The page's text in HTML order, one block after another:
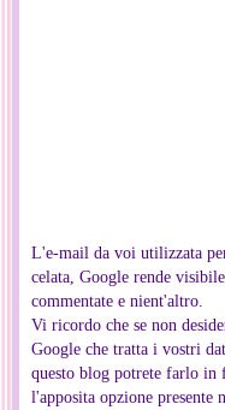
L'e-mail da voi utilizzata
celata, Google rende
commentate e nient'altro.
Vi ricordo che se non
Google che tratta i vostri
questo blog potrete farlo in
l'apposita opzione presente